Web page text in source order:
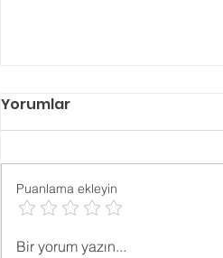
Psikolojik ONLİNE TESTLER
Yorumlar
Puanlama ekleyin
Bir yorum yazın...